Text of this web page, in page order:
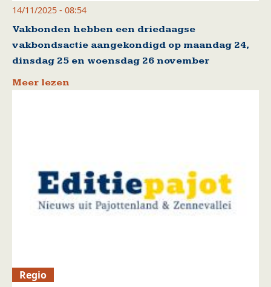
14/11/2025 - 08:54
Vakbonden hebben een driedaagse
vakbondsactie aangekondigd op maandag 24,
dinsdag 25 en woensdag 26 november
Meer lezen
Regio